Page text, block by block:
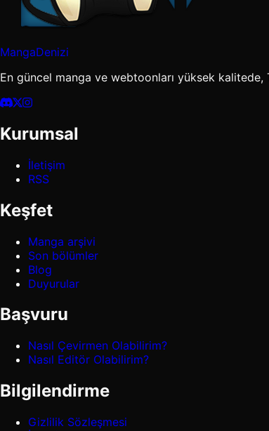
MangaDenizi
En güncel manga ve webtoonları yüksek
Kurumsal
İletişim
RSS
Keşfet
Manga arşivi
Son bölümler
Blog
Duyurular
Başvuru
Nasıl Çevirmen Olabilirim?
Nasıl Editör Olabilirim?
Bilgilendirme
Gizlilik Sözleşmesi